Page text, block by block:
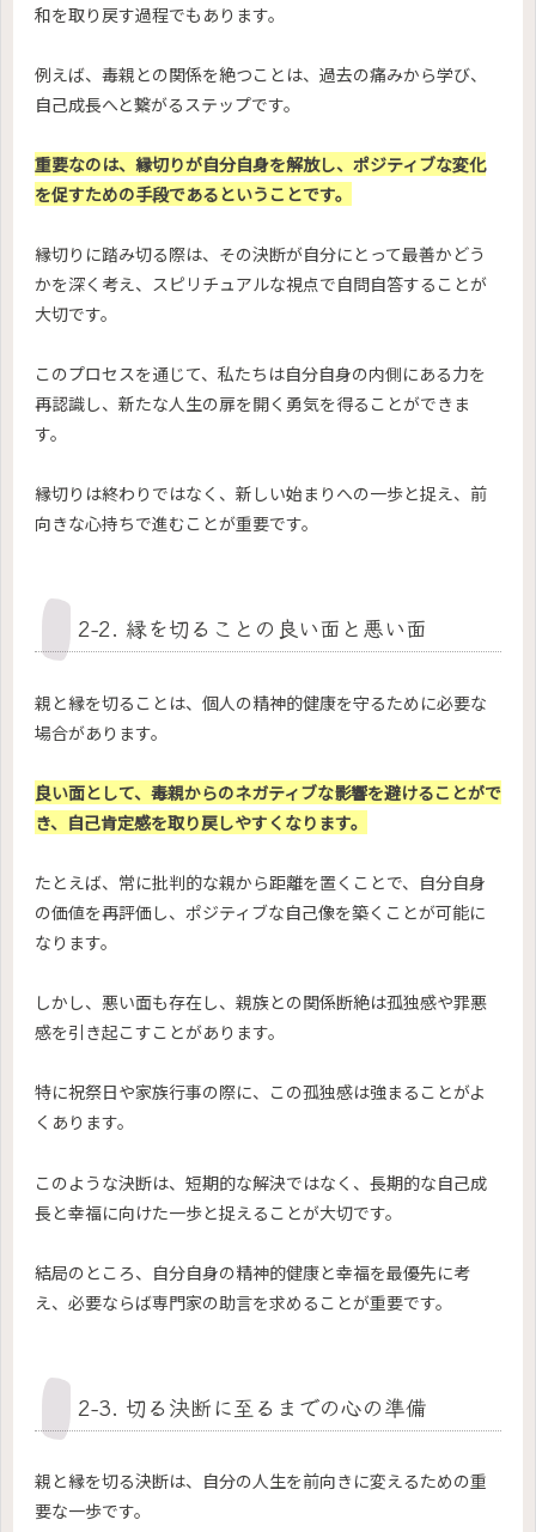
和を取り戻す過程でもあります。
例えば、毒親との関係を絶つことは、過去の痛みから学び、
自己成長へと繋がるステップです。
重要なのは、縁切りが自分自身を解放し、ポジティブな変化
を促すための手段であるということです。
縁切りに踏み切る際は、その決断が自分にとって最善かどう
かを深く考え、スピリチュアルな視点で自問自答することが
大切です。
このプロセスを通じて、私たちは自分自身の内側にある力を
再認識し、新たな人生の扉を開く勇気を得ることができま
す。
縁切りは終わりではなく、新しい始まりへの一歩と捉え、前
向きな心持ちで進むことが重要です。
2-2. 縁を切ることの良い面と悪い面
親と縁を切ることは、個人の精神的健康を守るために必要な
場合があります。
良い面として、毒親からのネガティブな影響を避けることがで
き、自己肯定感を取り戻しやすくなります。
たとえば、常に批判的な親から距離を置くことで、自分自身
の価値を再評価し、ポジティブな自己像を築くことが可能に
なります。
しかし、悪い面も存在し、親族との関係断絶は孤独感や罪悪
感を引き起こすことがあります。
特に祝祭日や家族行事の際に、この孤独感は強まることがよ
くあります。
このような決断は、短期的な解決ではなく、長期的な自己成
長と幸福に向けた一歩と捉えることが大切です。
結局のところ、自分自身の精神的健康と幸福を最優先に考
え、必要ならば専門家の助言を求めることが重要です。
2-3. 切る決断に至るまでの心の準備
親と縁を切る決断は、自分の人生を前向きに変えるための重
要な一歩です。